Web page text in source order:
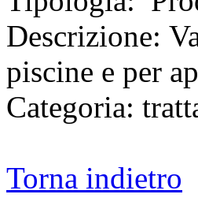
Descrizione:
piscine e per
Categoria:
Torna indietro